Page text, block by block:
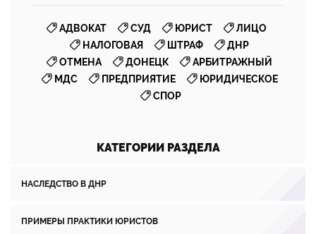
АДВОКАТ СУД ЮРИСТ ЛИЦО
НАЛОГОВАЯ ШТРАФ ДНР
ОТМЕНА, ДОНЕЦК АРБИТРАЖНЫЙ
МДС, ПРЕДПРИЯТИЕ, ЮРИДИЧЕСКОЕ,
СПОР
КАТЕГОРИИ РАЗДЕЛА
НАСЛЕДСТВО В ДНР
ПРИМЕРЫ ПРАКТИКИ ЮРИСТОВ